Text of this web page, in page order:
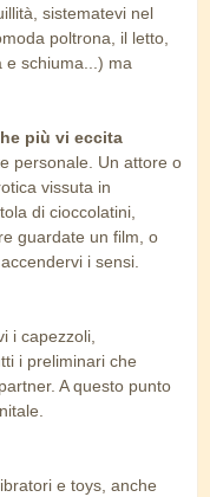
sistematevi nel
poltrona, il letto,
e schiuma...) ma
più vi eccita
personale. Un attore o
vissuta in
di cioccolatini,
guardate un film, o
i sensi.
i capezzoli,
i preliminari che
A questo punto
e toys, anche